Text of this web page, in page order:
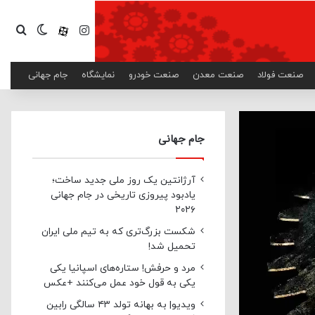
اینستاگرامآپاراتتغییر
صنعت فولاد صنعت معدن صنعت خودرو نمایشگاه جام جهانی
جام جهانی
آرژانتین یک روز ملی جدید ساخت؛
یادبود پیروزی تاریخی در جام جهانی
۲۰۲۶
شکست بزرگ‌تری که به تیم ملی ایران
تحمیل شد!
مرد و حرفش! ستاره‌های اسپانیا یکی
یکی به قول خود عمل می‌کنند +عکس
ویدیو| به بهانه تولد ۴۳ سالگی رابین